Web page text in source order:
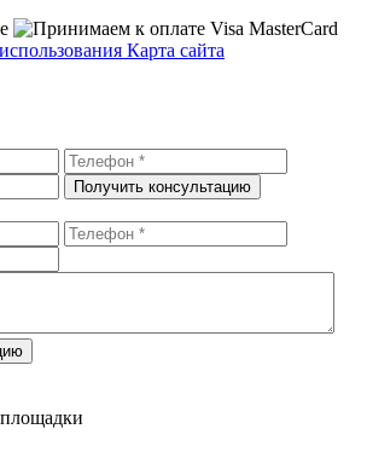
Карта сайта
Получить консультацию